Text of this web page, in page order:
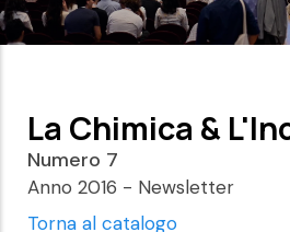
La Chimica &
Numero 7
Anno 2016 - Newsletter
Torna al catalogo